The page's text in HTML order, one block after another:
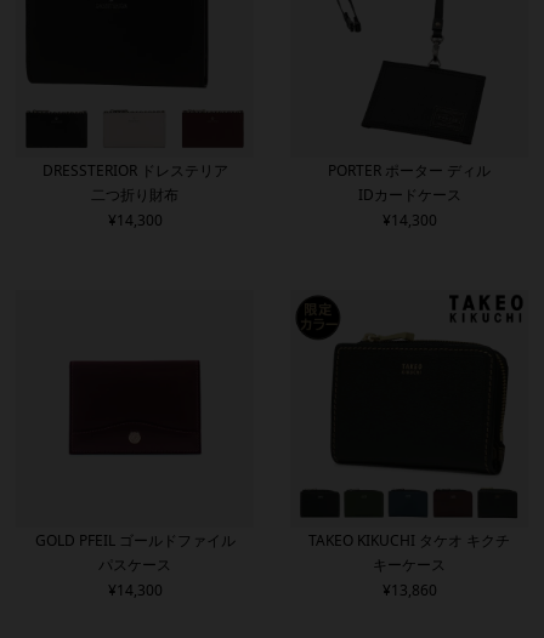
DRESSTERIOR ドレステリア
二つ折り財布
¥14,300
PORTER ポーター ディル
IDカードケース
¥14,300
GOLD PFEIL ゴールドファイル
パスケース
¥14,300
TAKEO KIKUCHI タケオ キクチ
キーケース
¥13,860